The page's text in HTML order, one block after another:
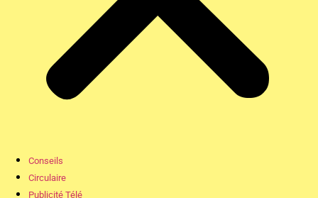
Conseils
Circulaire
Publicité Télé